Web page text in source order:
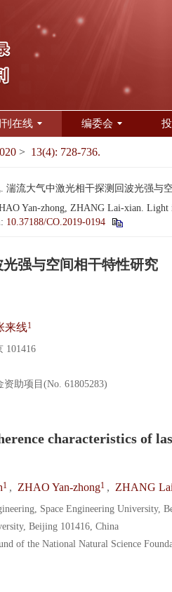
在线 编委会
> 13(4): 728-736.
湍流大气中激光相干探测回波光强与
Yan-zhong, ZHANG Lai-xian. Light
10.37188/CO.2019-0194
强与空间相干特性研究
来线1
101416
助项目(No. 61805283)
characteristics of
1 , ZHAO Yan-zhong1 , ZHANG
Space Engineering University,
Beijing 101416, China
of the National Natural Science